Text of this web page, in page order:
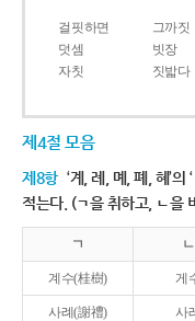
걸핏하면 그까짓
덧셈
빗장
자칫
짓밟다
제4절 모음
제8항 ‘계, 례, 몌, 폐, 혜’의
적는다. (ㄱ을 취하고, ㄴ을
ㄱ ㄴ
계수(桂樹) 게
사례(謝禮) 사